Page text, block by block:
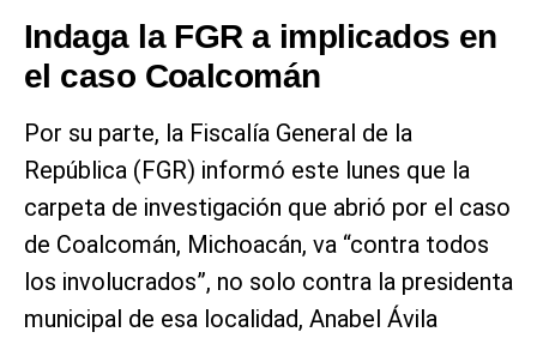
Indaga la FGR a implicados en
el caso Coalcomán
Por su parte, la Fiscalía General de la
República (FGR) informó este lunes que la
carpeta de investigación que abrió por el caso
de Coalcomán, Michoacán, va “contra todos
los involucrados”, no solo contra la presidenta
municipal de esa localidad, Anabel Ávila